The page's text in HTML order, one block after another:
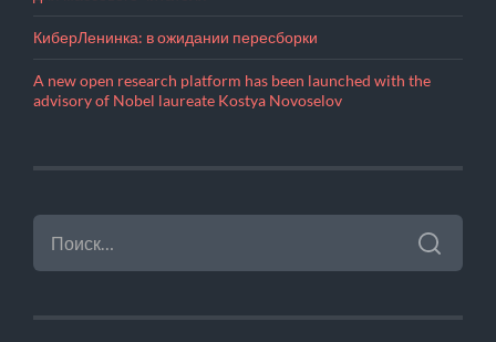
КиберЛенинка: в ожидании пересборки
A new open research platform has been launched with the
advisory of Nobel laureate Kostya Novoselov
НАЙТИ: